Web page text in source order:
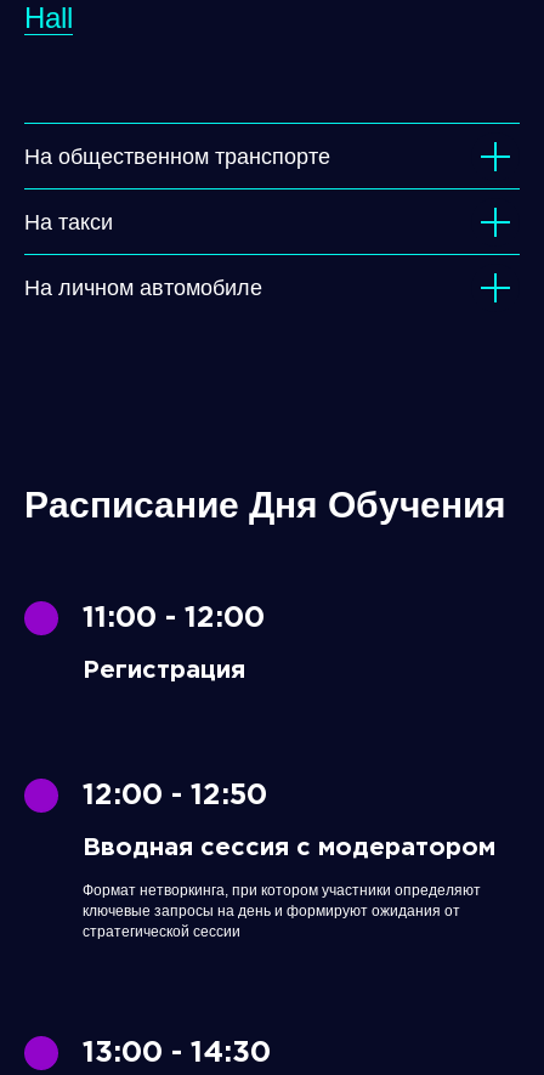
Hall
На общественном транспорте
На такси
На личном автомобиле
Расписание Дня Обучения
11:00 - 12:00
Регистрация
12:00 - 12:50
Вводная сессия с модератором
Формат нетворкинга, при котором участники определяют
ключевые запросы на день и формируют ожидания от
стратегической сессии
13:00 - 14:30